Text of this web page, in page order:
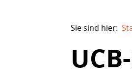
Sie sind hier: